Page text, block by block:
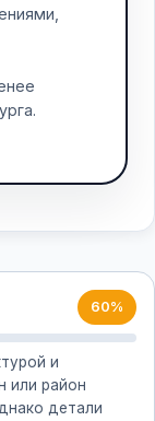
60%
и
или район
детали